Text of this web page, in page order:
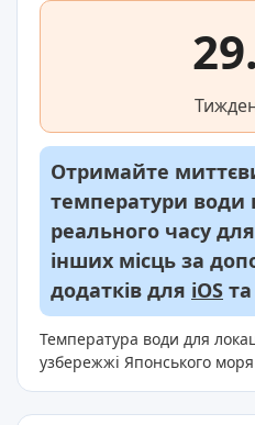
Отримайте
температури води
реального часу
інших місць за
додатків для iOS та
Температура води для
узбережжі Японського моря